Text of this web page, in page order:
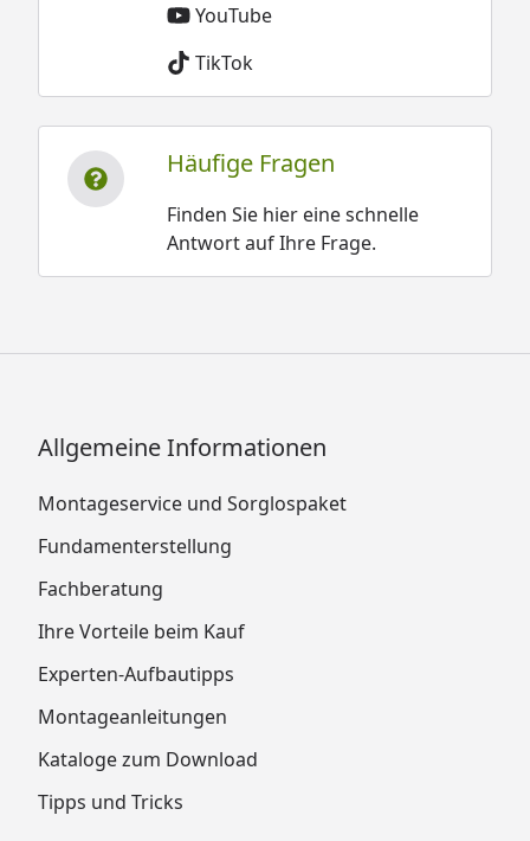
YouTube
TikTok
Häufige Fragen
Finden Sie hier eine schnelle
Antwort auf Ihre Frage.
Allgemeine Informationen
Montageservice und Sorglospaket
Fundamenterstellung
Fachberatung
Ihre Vorteile beim Kauf
Experten-Aufbautipps
Montageanleitungen
Kataloge zum Download
Tipps und Tricks